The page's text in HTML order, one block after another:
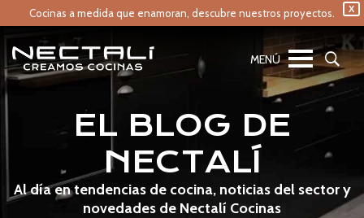
X
Cocinas a medida que enamoran, descubre nuestros proyectos.
EL BLOG DE
NECTALÍ
Al día en tendencias de cocina, noticias del sector y
novedades de Nectalí Cocinas